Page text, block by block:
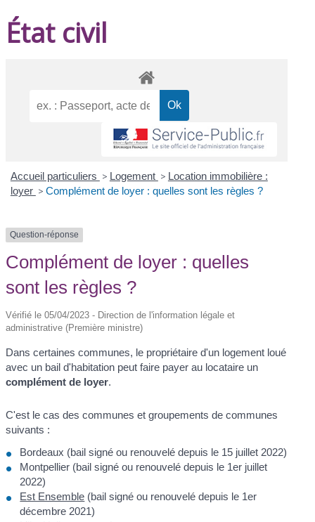
État civil
Accueil particuliers > Logement > Location immobilière :
loyer > Complément de loyer : quelles sont les règles ?
Question-réponse
Complément de loyer : quelles
sont les règles ?
Vérifié le 05/04/2023 - Direction de l'information légale et
administrative (Première ministre)
Dans certaines communes, le propriétaire d'un logement loué
avec un bail d'habitation peut faire payer au locataire un
complément de loyer.
C'est le cas des communes et groupements de communes
suivants :
Bordeaux (bail signé ou renouvelé depuis le 15 juillet 2022)
Montpellier (bail signé ou renouvelé depuis le 1er juillet
2022)
Est Ensemble (bail signé ou renouvelé depuis le 1er
décembre 2021)